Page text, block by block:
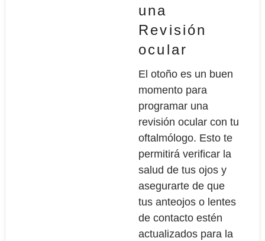
una
Revisión
ocular
El otoño es un buen
momento para
programar una
revisión ocular con tu
oftalmólogo. Esto te
permitirá verificar la
salud de tus ojos y
asegurarte de que
tus anteojos o lentes
de contacto estén
actualizados para la